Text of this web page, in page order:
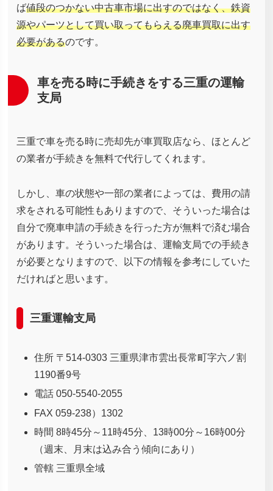
ば値段のつかない中古車市場に出すのではなく、鉄資
源やパーツとして買い取ってもらえる廃車買取に出す
必要があるのです。
車を売る時に手続きをする三重の運輸
支局
三重で車を売る時に売却先が車買取店なら、ほとんど
の業者が手続きを無料で代行してくれます。
しかし、車の状態や一部の業者によっては、費用の請
求をされる可能性もありますので、そういった場合は
自分で廃車申請の手続きを行った方が無料で済む場合
があります。そういった場合は、運輸支局での手続き
が必要となりますので、以下の情報を参考にしていた
だければと思います。
三重運輸支局
住所 〒514-0303 三重県津市雲出長常町字六ノ割
1190番9号
電話 050-5540-2055
FAX 059-238）1302
時間 8時45分～11時45分、13時00分～16時00分
（週末、月末は込み合う傾向にあり）
管轄 三重県全域